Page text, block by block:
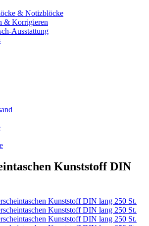
& Notizblöcke
& Korrigieren
Ausstattung
Kunststoff DIN